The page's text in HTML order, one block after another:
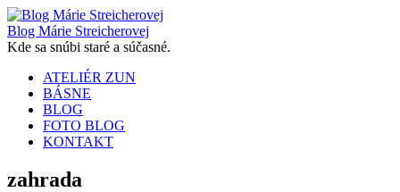
Blog Márie Streicherovej
Kde sa snúbi staré a súčasné.
Skip
content
ATELIÉR ZUN
BÁSNE
BLOG
FOTO BLOG
KONTAKT
zahrada